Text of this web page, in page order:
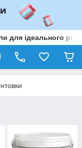
для ідеального